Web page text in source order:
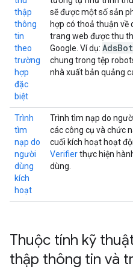
thập
thông
tin
theo
trường
hợp
đặc
biệt
sẽ được một số sản
hợp có thoả thuận
trang web được thu
Google. Ví dụ: AdsBot
chung trong tệp
nhà xuất bản quảng
Trình
tìm
nạp do
người
dùng
kích
hoạt
Trình tìm nạp do
các công cụ và chức
cuối kích hoạt hoạt
Verifierthực hiện
dùng.
Thuộc tính kỹ
thập thông tin và